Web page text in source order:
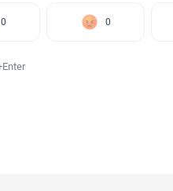
0 0